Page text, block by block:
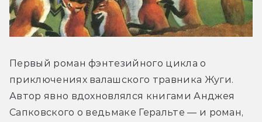
Первый роман фэнтезийного цикла о
приключениях валашского травника Жуги.
Автор явно вдохновлялся книгами Анджея
Сапковского о ведьмаке Геральте — и роман,